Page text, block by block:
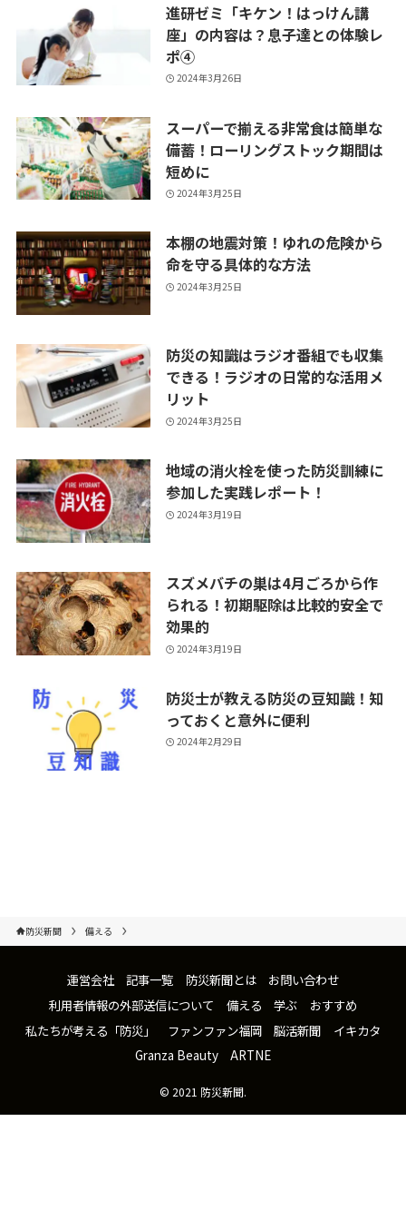
進研ゼミ「キケン！はっけん講
座」の内容は？息子達との体験レ
ポ④
2024年3月26日
スーパーで揃える非常食は簡単な
備蓄！ローリングストック期間は
短めに
2024年3月25日
本棚の地震対策！ゆれの危険から
命を守る具体的な方法
2024年3月25日
防災の知識はラジオ番組でも収集
できる！ラジオの日常的な活用メ
リット
2024年3月25日
地域の消火栓を使った防災訓練に
参加した実践レポート！
2024年3月19日
スズメバチの巣は4月ごろから作
られる！初期駆除は比較的安全で
効果的
2024年3月19日
防災士が教える防災の豆知識！知
っておくと意外に便利
2024年2月29日
防災新聞 備える
運営会社 記事一覧 防災新聞とは
お問い合わせ
利用者情報の外部送信について
備える 学ぶ
おすすめ
私たちが考える「防災」
ファンファン福岡 脳活新聞
イキカタ
Granza Beauty
ARTNE
© 2021 防災新聞.